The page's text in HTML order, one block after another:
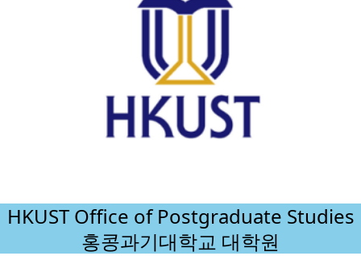
HKUST Office of Postgraduate Studies
홍콩과기대학교 대학원